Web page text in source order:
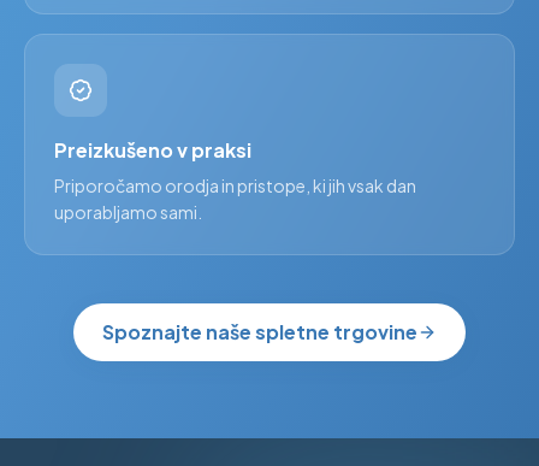
Preizkušeno v praksi
Priporočamo orodja in pristope, ki jih vsak dan
uporabljamo sami.
Spoznajte naše spletne trgovine